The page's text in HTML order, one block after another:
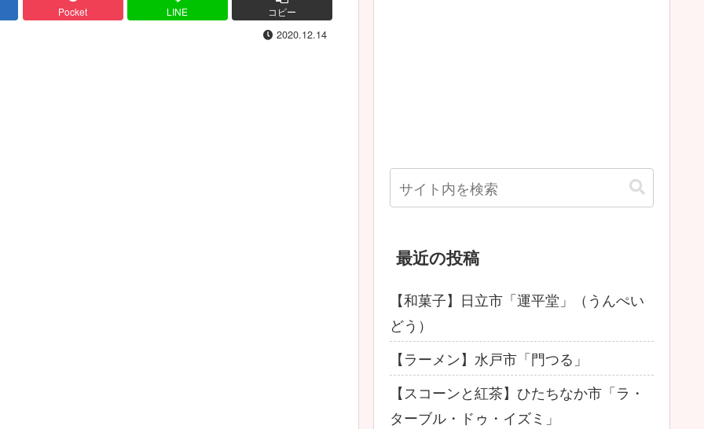
Pocket LINE コピー
2020.12.14
最近の投稿
【和菓子】日立市「運平堂」（うんぺい
どう）
【ラーメン】水戸市「門つる」
【スコーンと紅茶】ひたちなか市「ラ・
ターブル・ドゥ・イズミ」